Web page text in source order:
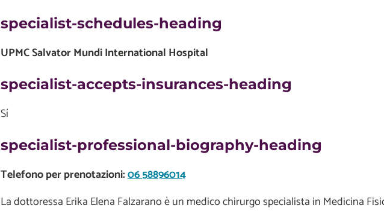
specialist-schedules-heading
UPMC Salvator Mundi International Hospital
specialist-accepts-insurances-heading
Sí
specialist-professional-biography-heading
Telefono per prenotazioni:06 58896014
La dottoressa Erika Elena Falzarano è un medico chirurgo specialista in Medicina